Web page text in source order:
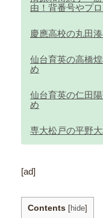
由！背番号やプ
慶應高校の丸田
仙台育英の高橋
め
仙台育英の仁田
め
専大松戸の平野
[ad]
Contents [hide]